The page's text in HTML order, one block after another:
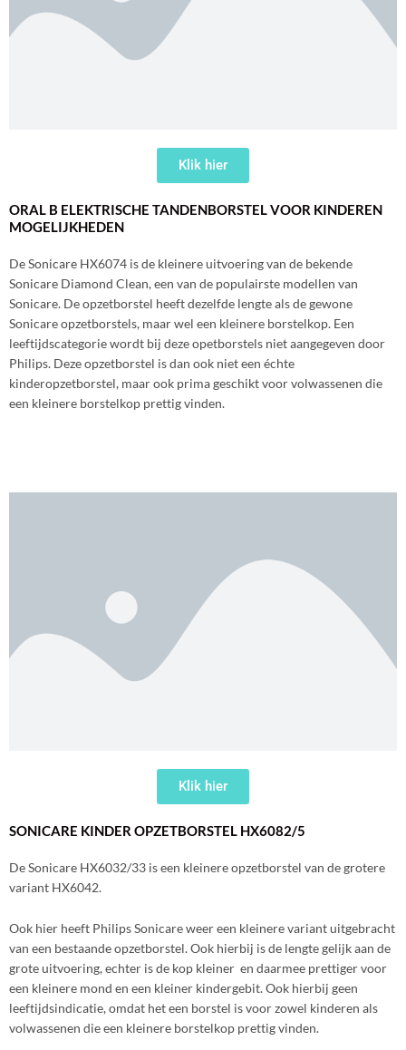
Klik hier
ORAL B ELEKTRISCHE TANDENBORSTEL VOOR KINDEREN
MOGELIJKHEDEN
De Sonicare HX6074 is de kleinere uitvoering van de bekende
Sonicare Diamond Clean, een van de populairste modellen van
Sonicare. De opzetborstel heeft dezelfde lengte als de gewone
Sonicare opzetborstels, maar wel een kleinere borstelkop. Een
leeftijdscategorie wordt bij deze opetborstels niet aangegeven door
Philips. Deze opzetborstel is dan ook niet een échte
kinderopzetborstel, maar ook prima geschikt voor volwassenen die
een kleinere borstelkop prettig vinden.
Klik hier
SONICARE KINDER OPZETBORSTEL HX6082/5
De Sonicare HX6032/33 is een kleinere opzetborstel van de grotere
variant HX6042.
Ook hier heeft Philips Sonicare weer een kleinere variant uitgebracht
van een bestaande opzetborstel. Ook hierbij is de lengte gelijk aan de
grote uitvoering, echter is de kop kleiner en daarmee prettiger voor
een kleinere mond en een kleiner kindergebit. Ook hierbij geen
leeftijdsindicatie, omdat het een borstel is voor zowel kinderen als
volwassenen die een kleinere borstelkop prettig vinden.